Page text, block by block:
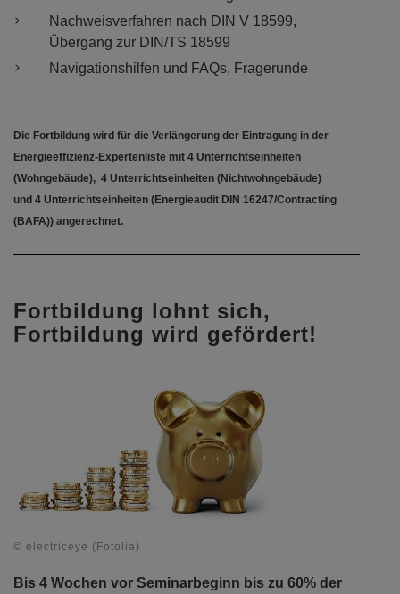
Nachweisverfahren nach DIN V 18599,
Übergang zur DIN/TS 18599
Navigationshilfen und FAQs, Fragerunde
Die Fortbildung wird für die Verlängerung der Eintragung in der
Energieeffizienz-Expertenliste mit 4 Unterrichtseinheiten
(Wohngebäude), 4 Unterrichtseinheiten (Nichtwohngebäude)
und 4 Unterrichtseinheiten (Energieaudit DIN 16247/Contracting
(BAFA)) angerechnet.
Fortbildung lohnt sich,
Fortbildung wird gefördert!
© electriceye (Fotolia)
Bis 4 Wochen vor Seminarbeginn bis zu 60% der